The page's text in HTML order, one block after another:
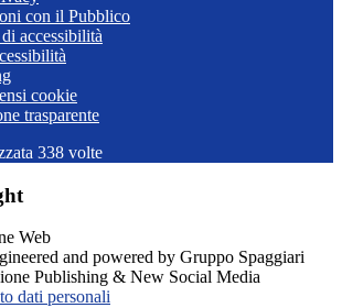
con il Pubblico
accessibilità
cookie
trasparente
338 volte
and powered by Gruppo Spaggiari
Publishing & New Social Media
dati personali